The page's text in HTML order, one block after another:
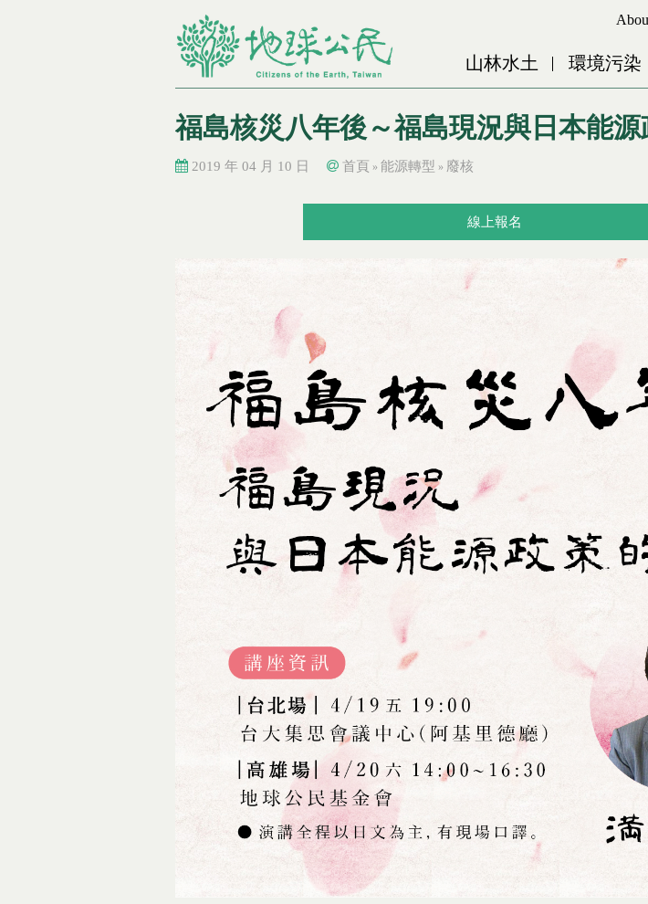
Jump to
Jump to Main
山林水土 環境污染
福島核災八年後～福島現況與日本能
2019 年 04 月 10 日 首頁 » 能源轉型 » 廢核
線上報名